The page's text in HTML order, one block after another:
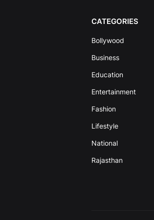
CATEGORIES
Bollywood
Business
Education
Entertainment
Fashion
Lifestyle
National
Rajasthan